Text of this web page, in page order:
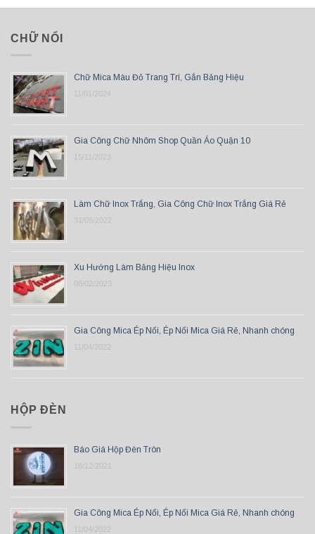
CHỮ NỔI
Chữ Mica Màu Đỏ Trang Trí, Gắn Bảng Hiệu
11/01/2024
Gia Công Chữ Nhôm Shop Quần Áo Quận 10
15/11/2023
Làm Chữ Inox Trắng, Gia Công Chữ Inox Trắng Giá Rẻ
31/05/2022
Xu Hướng Làm Bảng Hiệu Inox
08/02/2023
Gia Công Mica Ép Nổi, Ép Nổi Mica Giá Rẻ, Nhanh chóng
11/04/2022
HỘP ĐÈN
Báo Giá Hộp Đèn Tròn
18/12/2021
Gia Công Mica Ép Nổi, Ép Nổi Mica Giá Rẻ, Nhanh chóng
11/04/2022